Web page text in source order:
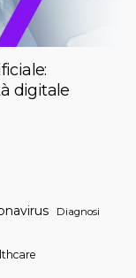
digitale
Diagnosi